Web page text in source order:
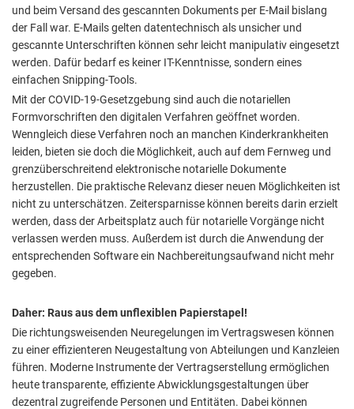
und beim Versand des gescannten Dokuments per E-Mail bislang
der Fall war. E-Mails gelten datentechnisch als unsicher und
gescannte Unterschriften können sehr leicht manipulativ eingesetzt
werden. Dafür bedarf es keiner IT-Kenntnisse, sondern eines
einfachen Snipping-Tools.
Mit der COVID-19-Gesetzgebung sind auch die notariellen
Formvorschriften den digitalen Verfahren geöffnet worden.
Wenngleich diese Verfahren noch an manchen Kinderkrankheiten
leiden, bieten sie doch die Möglichkeit, auch auf dem Fernweg und
grenzüberschreitend elektronische notarielle Dokumente
herzustellen. Die praktische Relevanz dieser neuen Möglichkeiten ist
nicht zu unterschätzen. Zeitersparnisse können bereits darin erzielt
werden, dass der Arbeitsplatz auch für notarielle Vorgänge nicht
verlassen werden muss. Außerdem ist durch die Anwendung der
entsprechenden Software ein Nachbereitungsaufwand nicht mehr
gegeben.
Daher: Raus aus dem unflexiblen Papierstapel!
Die richtungsweisenden Neuregelungen im Vertragswesen können
zu einer effizienteren Neugestaltung von Abteilungen und Kanzleien
führen. Moderne Instrumente der Vertragserstellung ermöglichen
heute transparente, effiziente Abwicklungsgestaltungen über
dezentral zugreifende Personen und Entitäten. Dabei können